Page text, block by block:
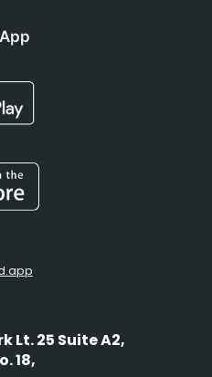
Lt. 25 Suite A2,
18,